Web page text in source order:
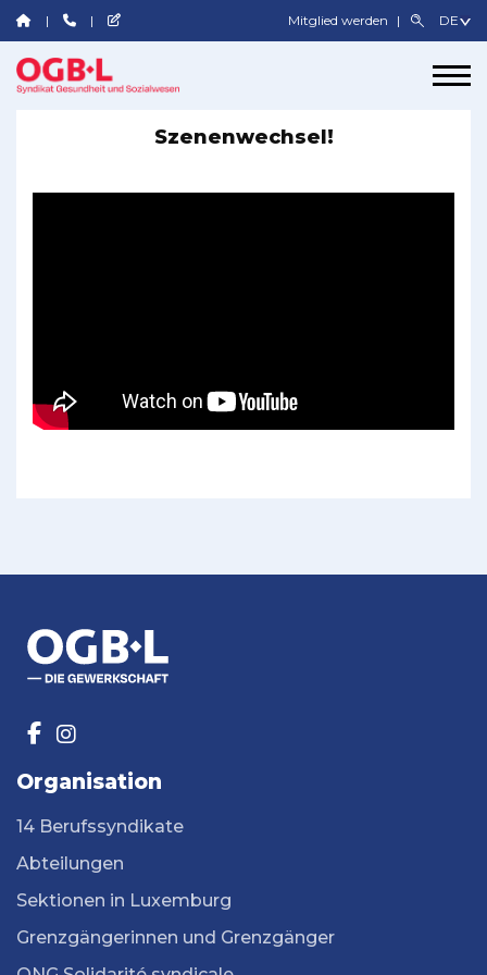
Mitglied werden
Szenenwechsel!
Organisation
14 Berufssyndikate
Abteilungen
Sektionen in Luxemburg
Grenzgängerinnen und Grenzgänger